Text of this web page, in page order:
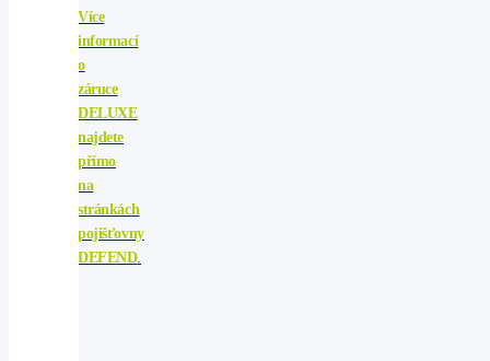
Více
informací
o
záruce
DELUXE
najdete
přímo
na
stránkách
pojišťovny
DEFEND.